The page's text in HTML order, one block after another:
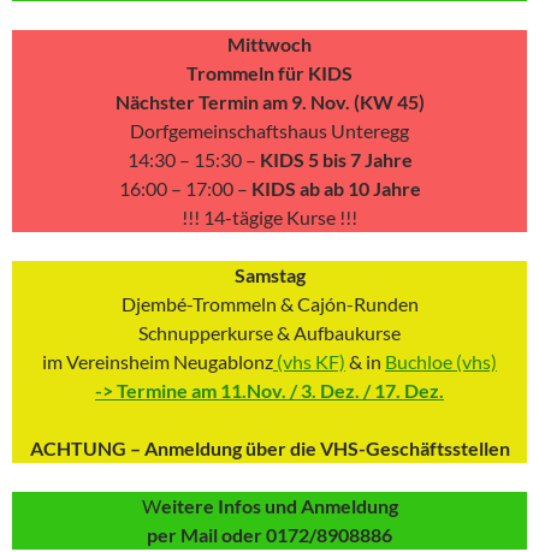
Mittwoch
Trommeln für KIDS
Nächster Termin am 9. Nov. (KW 45)
Dorfgemeinschaftshaus Unteregg
14:30 – 15:30 – KIDS 5 bis 7 Jahre
16:00 – 17:00 – KIDS ab ab 10 Jahre
!!! 14-tägige Kurse !!!
Samstag
Djembé-Trommeln & Cajón-Runden
Schnupperkurse & Aufbaukurse
im Vereinsheim Neugablonz (vhs KF) & in Buchloe (vhs)
-> Termine am 11.Nov. / 3. Dez. / 17. Dez.
ACHTUNG – Anmeldung über die VHS-Geschäftsstellen
Weitere Infos und Anmeldung
per Mail oder 0172/8908886